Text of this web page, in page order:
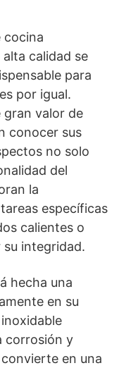
cocina
alta calidad se
para
por igual.
gran valor de
conocer sus
no solo
del
la
específicas
calientes o
integridad.
hecha una
en su
corrosión y
en una